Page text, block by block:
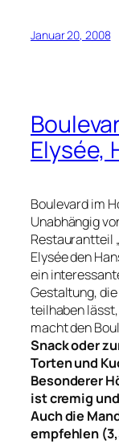
Januar 20, 2008
Elysée,
Boulevard im
Unabhängig
Restaurantteil
Elysée den
ein
Gestaltung,
teilhaben
macht den
Snack oder
Torten und
Besonderer
ist cremig
Auch die
empfehlen